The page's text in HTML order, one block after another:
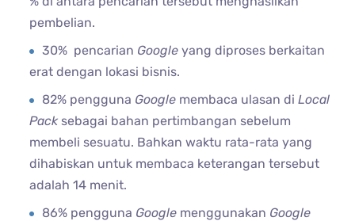
pembelian.
30% pencarian Googleyang diproses berkaitan
erat dengan lokasi bisnis.
82% pengguna Google membaca ulasan diLocal
Packsebagai bahan pertimbangan sebelum
membeli sesuatu. Bahkan waktu rata-rata yang
dihabiskan untuk membaca keterangan tersebut
adalah 14 menit.
86% pengguna Google menggunakan Google